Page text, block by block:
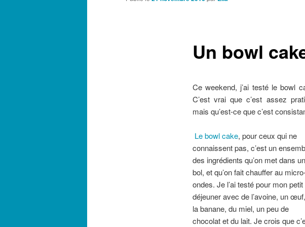
Un bowl
Ce weekend, j’ai testé le bowl
C’est vrai que c’est assez
mais qu’est-ce que c’est
Le bowl cake, pour ceux qui ne
connaissent pas, c’est un
des ingrédients qu’on met dans un
bol, et qu’on fait chauffer au
ondes. Je l’ai testé pour mon petit
déjeuner avec de l’avoine, un
la banane, du miel, un peu de
chocolat et du lait. Je crois que